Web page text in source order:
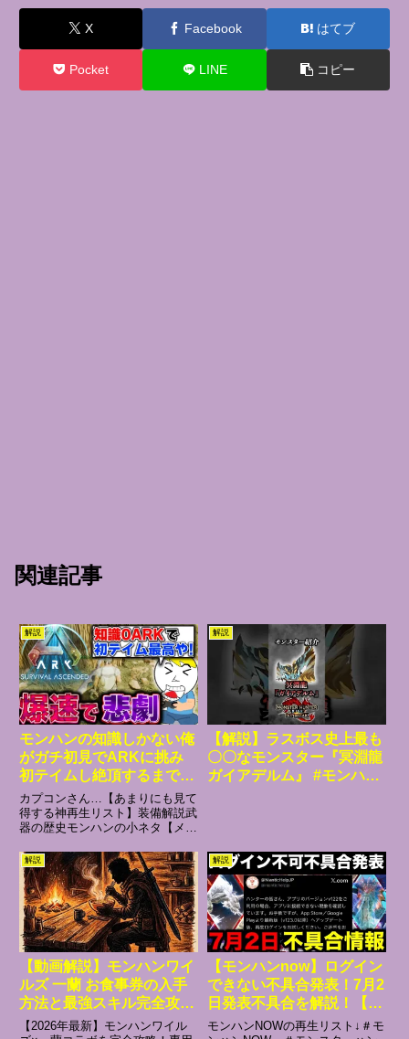
X Facebook はてブ
Pocket LINE コピー
関連記事
解説
モンハンの知識しかない俺
がガチ初見でARKに挑み
初テイムし絶頂するまで 2
日目【ARK初見実況】
カプコンさん…【あまりにも見て
得する神再生リスト】装備解説武
器の歴史モンハンの小ネタ【メン
タンプ連打】ツイッターやってま
す！良かったらフォローしてねツ
イッター：【お願い】各企業様
へ。お仕事の依頼はツイッターの
Ｄ...
解説
【解説】ラスボス史上最も
〇〇なモンスター『冥淵龍
ガイアデルム』 #モンハン
解説
【動画解説】モンハンワイ
ルズ 一蘭 お食事券の入手
方法と最強スキル完全攻略
【2026年最新】
【2026年最新】モンハンワイル
解説
【モンハンnow】ログイン
できない不具合発表！7月2
日発表不具合を解説！【モ
ンスターハンターNow/モ
モンハンNOWの再生リスト↓＃モ